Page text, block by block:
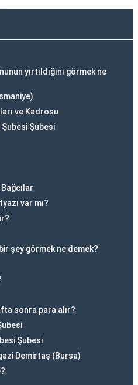
yırtıldığını görmek ne
ve Kadrosu
Şubesi
var mı?
şey görmek ne demek?
sonra para alır?
Şubesi
Demirtaş (Bursa)